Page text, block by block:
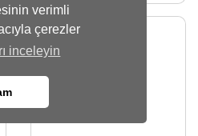
verimli
çerezler
inceleyin